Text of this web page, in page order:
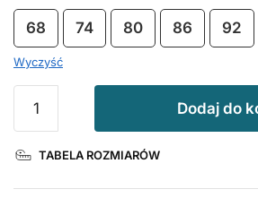
68 74 80 86 92
Wyczyść
Koszulka
Wszystkiego
Najlepszego
Dodaj do
TABELA ROZMIARÓW